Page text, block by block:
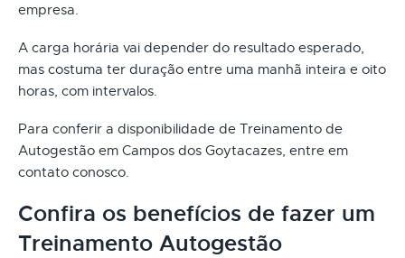
empresa.
A carga horária vai depender do resultado esperado,
mas costuma ter duração entre uma manhã inteira e oito
horas, com intervalos.
Para conferir a disponibilidade de Treinamento de
Autogestão em Campos dos Goytacazes, entre em
contato conosco.
Confira os benefícios de fazer um
Treinamento Autogestão